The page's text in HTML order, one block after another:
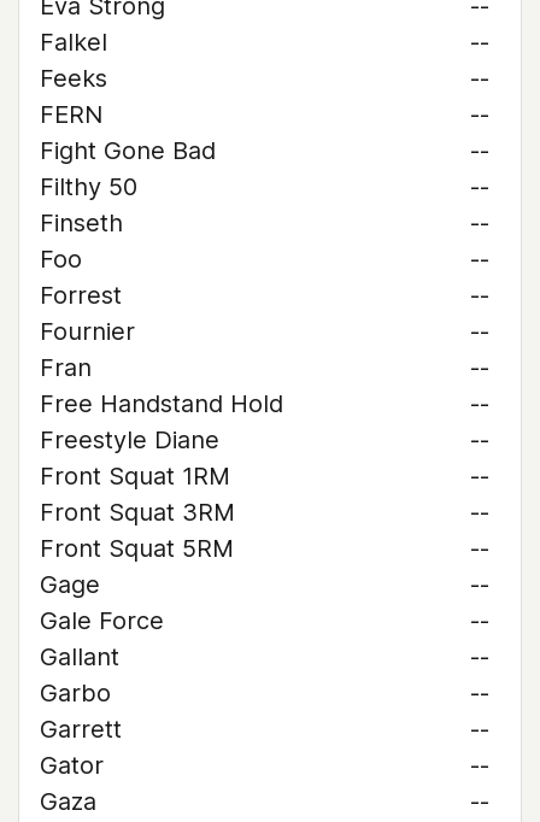
Eva Strong
--
Falkel
--
Feeks
--
FERN
--
Fight Gone Bad
--
Filthy 50
--
Finseth
--
Foo
--
Forrest
--
Fournier
--
Fran
--
Free Handstand Hold
--
Freestyle Diane
--
Front Squat 1RM
--
Front Squat 3RM
--
Front Squat 5RM
--
Gage
--
Gale Force
--
Gallant
--
Garbo
--
Garrett
--
Gator
--
Gaza
--